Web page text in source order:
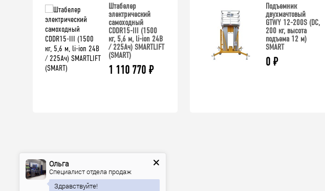
Штабелер
электрический
самоходный
CDDR15-III (1500
кг, 5,6 м, li-ion 24В
/ 225Ач) SMARTLIFT
(SMART)
1 110 770 ₽
Подъемник
двухмачтовый
GTWY 12-200S (DC,
200 кг, высота
подъема 12 м)
SMART
0 ₽
Ольга
Специалист отдела продаж
Здравствуйте!